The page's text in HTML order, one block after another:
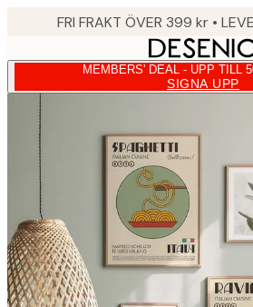
FRI FRAKT ÖVER 399 kr •
MEMBERS' DEAL - UPP TILL
SIGNA UPP